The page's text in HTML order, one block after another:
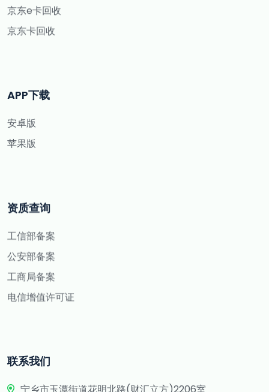
京东e卡回收
京东卡回收
APP下载
安卓版
苹果版
资质查询
工信部备案
公安部备案
工商局备案
电信增值许可证
联系我们
宁乡市玉潭街道花明北路(财汇立方)2206室